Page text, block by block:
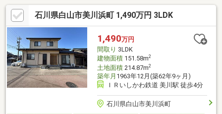
石川県白山市美川浜町 1,490万円 3LDK
1,490万円
間取り 3LDK
建物面積151.58m2
土地面積214.87m2
築年月 1963年12月(築62年9ヶ月)
ＩＲいしかわ鉄道 美川駅 徒歩4分
石川県白山市美川浜町